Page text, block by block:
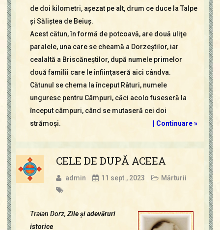
de doi kilometri, aşezat pe alt, drum ce duce la Talpe
şi Săliştea de Beiuş.
Acest cătun, în formă de potcoavă, are două uliţe
paralele, una care se cheamă a Dorzeştilor, iar
cealaltă a Briscăneştilor, după numele primelor
două familii care le înfiinţaseră aici cândva.
Cătunul se chema la început Râturi, numele
unguresc pentru Câmpuri, căci acolo fuseseră la
început câmpuri, când se mutaseră cei doi
strămoşi.
Continuare »
CELE DE DUPĂ ACEEA
admin 11 sept., 2023 Mărturii
Traian Dorz, Zile şi adevăruri
istorice